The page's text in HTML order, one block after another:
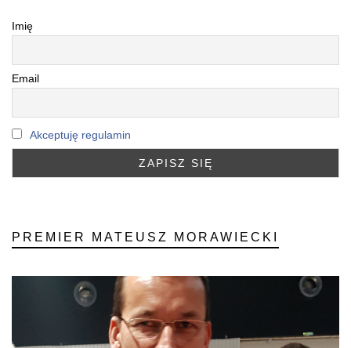
Imię
Email
Akceptuję regulamin
PREMIER MATEUSZ MORAWIECKI